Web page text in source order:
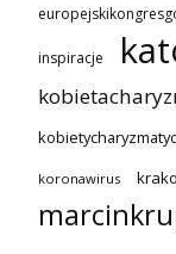
inspiracje
koronawirus